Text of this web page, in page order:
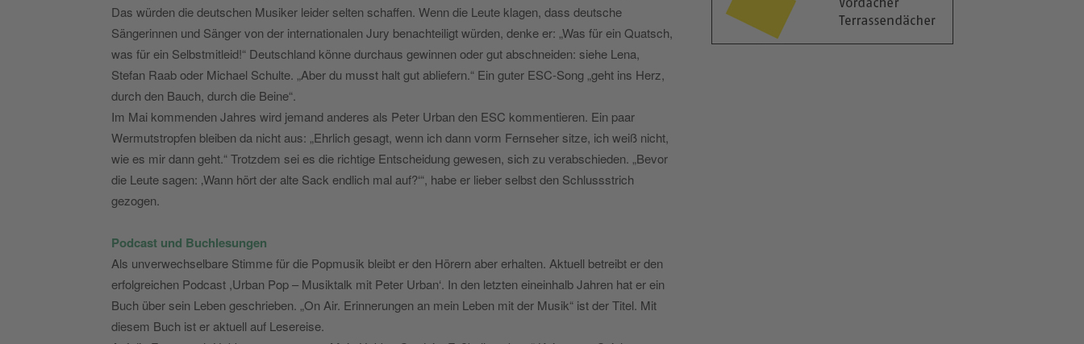
Das würden die deutschen Musiker leider selten schaffen. Wenn die Leute klagen, dass deutsche
Sängerinnen und Sänger von der internationalen Jury benachtei­ligt würden, denke er: „Was für ein Quatsch,
was für ein Selbstmitleid!“ Deutschland könne durchaus gewinnen oder gut abschneiden: siehe Lena,
Stefan Raab oder Michael Schulte. „Aber du musst halt gut abliefern.“ Ein guter ESC-Song „geht ins Herz,
durch den Bauch, durch die Beine“.
Im Mai kommenden Jahres wird jemand anderes als Peter Urban den ESC kommentieren. Ein paar
Wermutstropfen bleiben da nicht aus: „Ehrlich gesagt, wenn ich dann vorm Fernseher sitze, ich weiß nicht,
wie es mir dann geht.“ Trotzdem sei es die richtige Entscheidung gewesen, sich zu verabschieden. „Bevor
die Leute sagen: ‚Wann hört der alte Sack endlich mal auf?‘“, habe er lieber selbst den Schlussstrich
gezogen.
Podcast und Buchlesungen
Als unverwechselbare Stimme für die Popmusik bleibt er den Hörern aber erhalten. Aktuell betreibt er den
erfolgreichen Podcast ,Urban Pop – Musiktalk mit Peter Urban‘. In den letzten eineinhalb Jahren hat er ein
Buch über sein Leben geschrieben. „On Air. Erinnerungen an mein Leben mit der Musik“ ist der Titel. Mit
diesem Buch ist er aktuell auf Lesereise.